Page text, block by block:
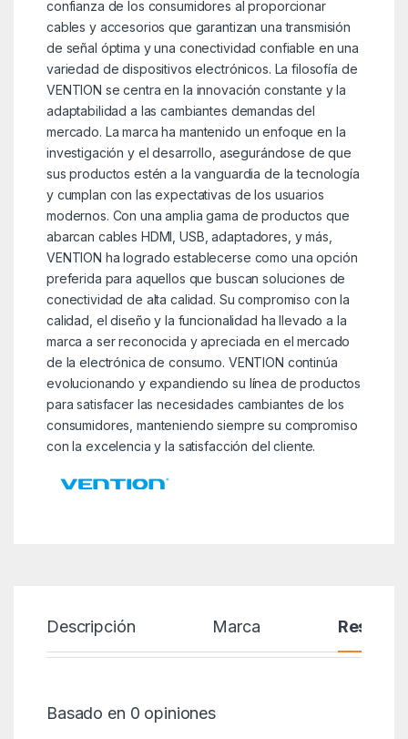
confianza de los consumidores al proporcionar
cables y accesorios que garantizan una transmisión
de señal óptima y una conectividad confiable en una
variedad de dispositivos electrónicos. La filosofía de
VENTION se centra en la innovación constante y la
adaptabilidad a las cambiantes demandas del
mercado. La marca ha mantenido un enfoque en la
investigación y el desarrollo, asegurándose de que
sus productos estén a la vanguardia de la tecnología
y cumplan con las expectativas de los usuarios
modernos. Con una amplia gama de productos que
abarcan cables HDMI, USB, adaptadores, y más,
VENTION ha logrado establecerse como una opción
preferida para aquellos que buscan soluciones de
conectividad de alta calidad. Su compromiso con la
calidad, el diseño y la funcionalidad ha llevado a la
marca a ser reconocida y apreciada en el mercado
de la electrónica de consumo. VENTION continúa
evolucionando y expandiendo su línea de productos
para satisfacer las necesidades cambiantes de los
consumidores, manteniendo siempre su compromiso
con la excelencia y la satisfacción del cliente.
Descripción Marca Reseñas
Basado en 0 opiniones